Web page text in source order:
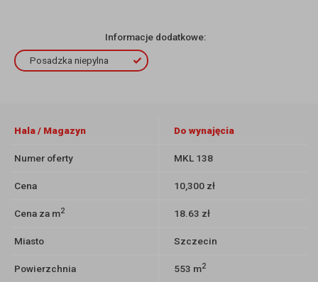
Informacje dodatkowe:
Posadzka niepylna
Hala / Magazyn Do wynajęcia
Numer oferty MKL 138
Cena 10,300 zł
Cena za m2 18.63 zł
Miasto Szczecin
Powierzchnia 553 m2